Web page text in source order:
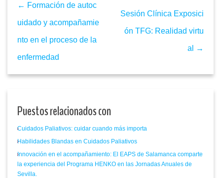
← Formación de autoc
uidado y acompañamie
nto en el proceso de la
enfermedad
Sesión Clínica Exposici
ón TFG: Realidad virtu
al →
Puestos relacionados con
Cuidados Paliativos: cuidar cuando más importa
Habilidades Blandas en Cuidados Paliativos
Innovación en el acompañamiento: El EAPS de Salamanca comparte
la experiencia del Programa HENKO en las Jornadas Anuales de
Sevilla.